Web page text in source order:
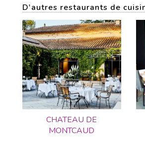
D'autres restaurants de
CHATEAU DE
MONTCAUD